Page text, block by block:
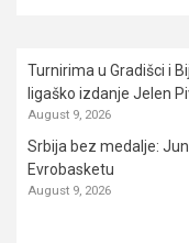
Turnirima u Gradišci i
ligaško izdanje Jelen
August 9, 2026
Srbija bez medalje:
Evrobasketu
August 9, 2026